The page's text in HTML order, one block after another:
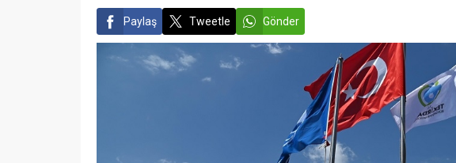
Paylaş Tweetle Gönder